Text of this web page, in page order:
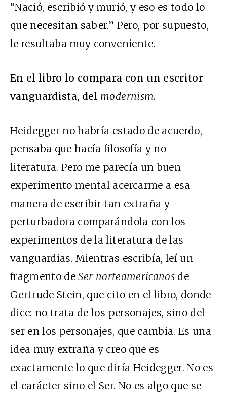
“Nació, escribió y murió, y eso es todo lo
que necesitan saber.” Pero, por supuesto,
le resultaba muy conveniente.
En el libro lo compara con un escritor
vanguardista, del modernism.
Heidegger no habría estado de acuerdo,
pensaba que hacía filosofía y no
literatura. Pero me parecía un buen
experimento mental acercarme a esa
manera de escribir tan extraña y
perturbadora comparándola con los
experimentos de la literatura de las
vanguardias. Mientras escribía, leí un
fragmento deSer norteamericanosde
Gertrude Stein, que cito en el libro, donde
dice: no trata de los personajes, sino del
ser en los personajes, que cambia. Es una
idea muy extraña y creo que es
exactamente lo que diría Heidegger. No es
el carácter sino el Ser. No es algo que se